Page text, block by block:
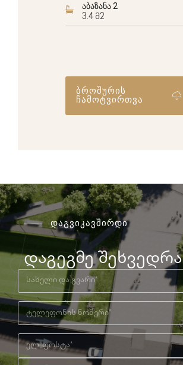
აბაზანა 2
3.4 მ2
ბროშურის
ჩამოტვირთვა
დაგვიკავშირდი
დაგეგმე შეხვედრა